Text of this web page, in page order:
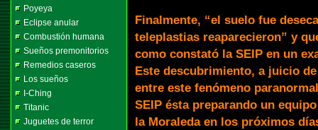
Poyeya
Eclipse anular
Combustión humana
Sueños premonitorios
Remedios caseros
Los sueños
I-Ching
Titanic
Juguetes de terror
Finalmente, “el suelo fue
teleplastias reaparecieron” y
como constató la SEIP en un
Este descubrimiento, a juicio
entre este fenómeno
SEIP ésta preparando un
la Moraleda en los próximos